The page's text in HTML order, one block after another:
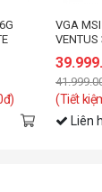
VGA
VENTUS
(Tiết
Liên